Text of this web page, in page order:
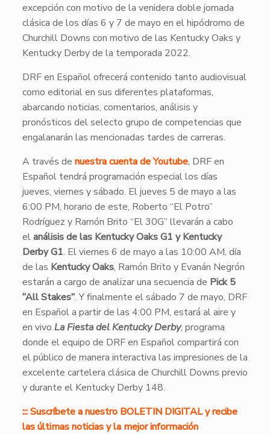
excepción con motivo de la venidera doble jornada
clásica de los días 6 y 7 de mayo en el hipódromo de
Churchill Downs con motivo de las Kentucky Oaks y
Kentucky Derby de la temporada 2022.
DRF en Español ofrecerá contenido tanto audiovisual
como editorial en sus diferentes plataformas,
abarcando noticias, comentarios, análisis y
pronósticos del selecto grupo de competencias que
engalanarán las mencionadas tardes de carreras.
A través de nuestra cuenta de Youtube, DRF en
Español tendrá programación especial los días
jueves, viernes y sábado. El jueves 5 de mayo a las
6:00 PM, horario de este, Roberto “El Potro”
Rodríguez y Ramón Brito “El 30G” llevarán a cabo
elanálisis de las Kentucky Oaks G1 y Kentucky
Derby G1. El viernes 6 de mayo a las 10:00 AM, día
de las Kentucky Oaks, Ramón Brito y Evanán Negrón
estarán a cargo de analizar una secuencia de Pick 5
“All Stakes”. Y finalmente el sábado 7 de mayo, DRF
en Español a partir de las 4:00 PM, estará al aire y
en vivo La Fiesta del Kentucky Derby, programa
donde el equipo de DRF en Español compartirá con
el público de manera interactiva las impresiones de la
excelente cartelera clásica de Churchill Downs previo
y durante el Kentucky Derby 148.
::: Suscríbete a nuestro BOLETIN DIGITAL y recibe
las últimas noticias y la mejor información